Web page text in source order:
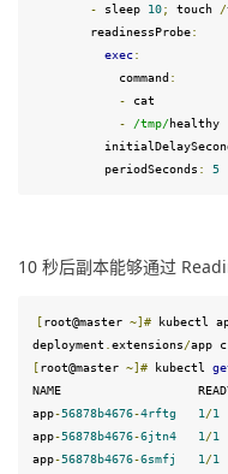
-
sleep 10; touch /
        readinessProbe
:
exec:
            command
:
- cat
-
/tmp/healthy
          periodSeconds
: 5
10 秒后副本能够通过
[root@master ~] # kubectl
deployment .extensions/
[root@master ~] # kubectl
NAME                   READY
app-56878b4676-4rftg 1/1
app-56878b4676-6jtn4 1/1
app-56878b4676-6smfj 1/1